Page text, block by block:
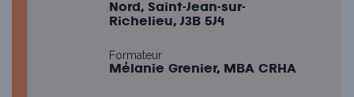
Nord, Saint-Jean-sur-
Richelieu, J3B 5J4
Formateur
Mélanie Grenier, MBA CRHA